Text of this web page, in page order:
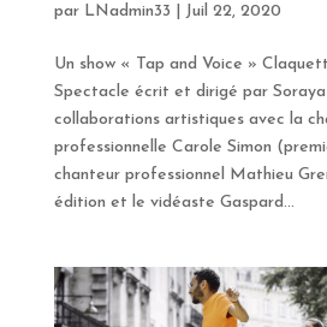
par LNadmin33 Juil 22, 2020
Un show « Tap and Voice »
Spectacle écrit et dirigé par Soraya
collaborations artistiques avec la
professionnelle Carole Simon
chanteur professionnel Mathieu
édition et le vidéaste Gaspard...